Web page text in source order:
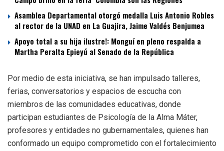
Asamblea Departamental otorgó medalla Luis Antonio Robles
al rector de la UNAD en La Guajira, Jaime Valdés Benjumea
Apoyo total a su hija ilustre!: Monguí en pleno respalda a
Martha Peralta Epieyú al Senado de la República
Por medio de esta iniciativa, se han impulsado talleres,
ferias, conversatorios y espacios de escucha con
miembros de las comunidades educativas, donde
participan estudiantes de Psicología de la Alma Máter,
profesores y entidades no gubernamentales, quienes han
conformado un equipo comprometido con el fortalecimiento